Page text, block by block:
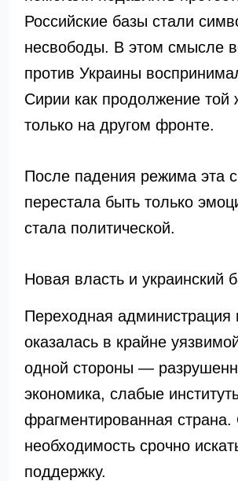
Российские базы стали
несвободы. В этом смысле
против Украины
Сирии как продолжение той
только на другом фронте.
После падения режима эта
перестала быть только
стала политической.
Новая власть и украинский
Переходная администрация
оказалась в крайне
одной стороны —
экономика, слабые
фрагментированная
необходимость срочно
поддержку.